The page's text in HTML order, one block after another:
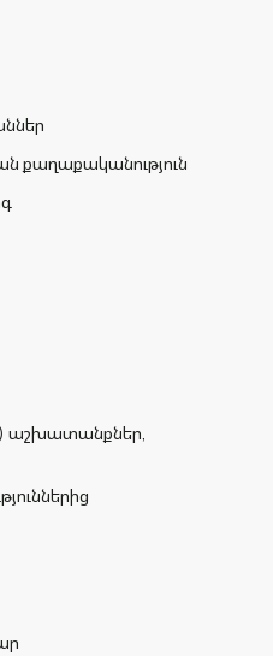
քաղաքականություն
աշխատանքներ,